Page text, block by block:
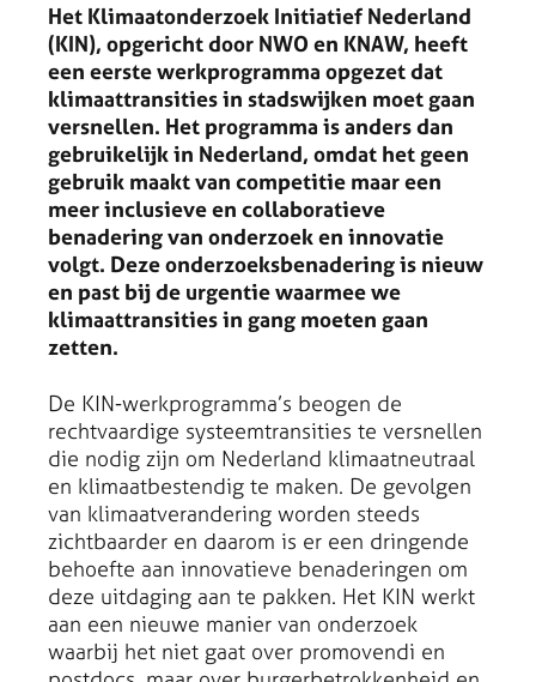
Het Klimaatonderzoek Initiatief Nederland
(KIN), opgericht door NWO en KNAW, heeft
een eerste werkprogramma opgezet dat
klimaattransities in stadswijken moet gaan
versnellen. Het programma is anders dan
gebruikelijk in Nederland, omdat het geen
gebruik maakt van competitie maar een
meer inclusieve en collaboratieve
benadering van onderzoek en innovatie
volgt. Deze onderzoeksbenadering is nieuw
en past bij de urgentie waarmee we
klimaattransities in gang moeten gaan
zetten.
De KIN-werkprogramma’s beogen de
rechtvaardige systeemtransities te versnellen
die nodig zijn om Nederland klimaatneutraal
en klimaatbestendig te maken. De gevolgen
van klimaatverandering worden steeds
zichtbaarder en daarom is er een dringende
behoefte aan innovatieve benaderingen om
deze uitdaging aan te pakken. Het KIN werkt
aan een nieuwe manier van onderzoek
waarbij het niet gaat over promovendi en